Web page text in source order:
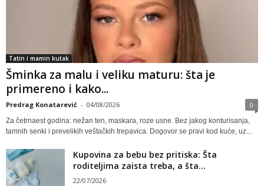
Tatin i mamin kutak
Šminka za malu i veliku maturu: šta je
primereno i kako...
Predrag Konatarević - 04/08/2026 0
Za četrnaest godina: nežan ten, maskara, roze usne. Bez jakog konturisanja,
tamnih senki i prevelikih veštačkih trepavica. Dogovor se pravi kod kuće, uz...
Kupovina za bebu bez pritiska: Šta
roditeljima zaista treba, a šta...
22/07/2026